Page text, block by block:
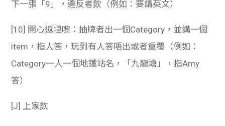
下一張「9」，違反者飲（例如：要講英文）
[10] 開心返埋嚟：抽牌者出一個Category，並講一個
item，指人答，玩到有人答唔出或者重覆（例如：
Category一人一個地鐵站名，「九龍塘」，指Amy
答）
[J] 上家飲